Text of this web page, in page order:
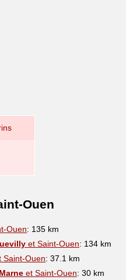
Ouen
Ouen: 135 km
et Saint-Ouen: 134 km
Saint-Ouen: 37.1 km
et Saint-Ouen: 30 km